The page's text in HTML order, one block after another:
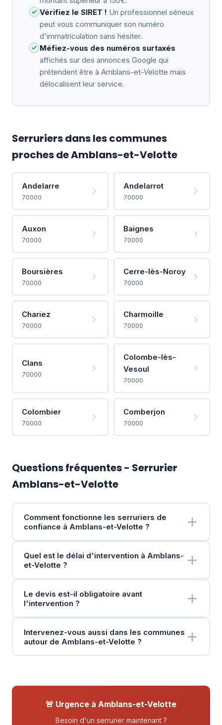
Vérifiez le SIRET ! Un professionnel sérieux
peut vous communiquer son numéro
d'immatriculation sans hésiter.
Méfiez-vous des numéros surtaxés
affichés sur des annonces Google qui
prétendent être à Amblans-et-Velotte mais
délocalisent leur service.
Serruriers dans les communes
proches de Amblans-et-Velotte
Andelarre
70000
Andelarrot
70000
Auxon
70000
Baignes
70000
Boursières
70000
Cerre-lès-Noroy
70000
Chariez
70000
Charmoille
70000
Clans
70000
Colombe-lès-
Vesoul
70000
Colombier
70000
Comberjon
70000
Questions fréquentes - Serrurier
Amblans-et-Velotte
Comment fonctionne les serruriers de
confiance à Amblans-et-Velotte ?
Quel est le délai d'intervention à Amblans-
et-Velotte ?
Le devis est-il obligatoire avant
l'intervention ?
Intervenez-vous aussi dans les communes
autour de Amblans-et-Velotte ?
🚨 Urgence à Amblans-et-Velotte
Besoin d'un serrurier maintenant ?